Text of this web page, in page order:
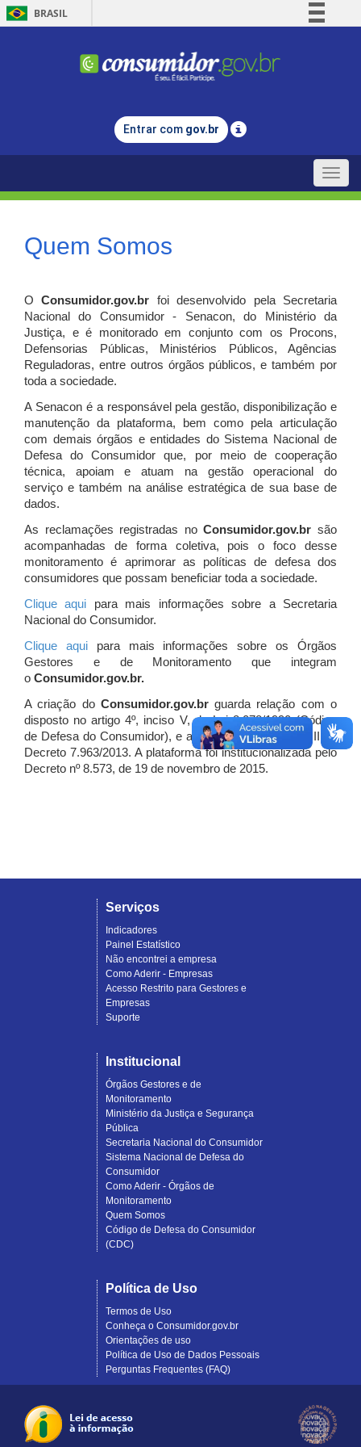
BRASIL
Comunica BR
Legislação
Entrar com gov.br
Toggle
Quem Somos
OConsumidor.gov.br
foi desenvolvido pela Secretaria
Nacional do Consumidor - Senacon, do Ministério da
Justiça, e é monitorado em conjunto com os Procons,
Defensorias Públicas, Ministérios Públicos, Agências
Reguladoras, entre outros órgãos públicos, e também por
toda a sociedade.
A Senacon é a responsável pela gestão, disponibilização e
manutenção da plataforma, bem como pela articulação
com demais órgãos e entidades do Sistema Nacional de
Defesa do Consumidor que, por meio de cooperação
técnica, apoiam e atuam na gestão operacional do
serviço e também na análise estratégica de sua base de
dados.
As reclamações registradas noConsumidor.gov.br são
acompanhadas de forma coletiva, pois o foco desse
monitoramento é aprimorar as políticas de defesa dos
consumidores que possam beneficiar toda a sociedade.
Clique aqui para mais informações sobre a Secretaria
Nacional do Consumidor.
Clique aquipara mais informações sobre os Órgãos
Gestores e de Monitoramento que integram
o Consumidor.gov.br.
A criação do Consumidor.gov.brguarda relação com o
disposto no artigo 4º, inciso V, da Lei 8.078/1990 (Código
de Defesa do Consumidor), e artigo 7º, incisos I, II e III do
Decreto 7.963/2013. A plataforma foi institucionalizada pelo
Decreto nº 8.573, de 19 de novembro de 2015.
Serviços
Indicadores
Painel Estatístico
Não encontrei a empresa
Como Aderir - Empresas
Acesso Restrito para Gestores e
Empresas
Suporte
Institucional
Órgãos Gestores e de
Monitoramento
Ministério da Justiça e Segurança
Pública
Secretaria Nacional do Consumidor
Sistema Nacional de Defesa do
Consumidor
Como Aderir - Órgãos de
Monitoramento
Quem Somos
Código de Defesa do Consumidor
(CDC)
Política de Uso
Termos de Uso
Conheça o Consumidor.gov.br
Orientações de uso
Política de Uso de Dados Pessoais
Perguntas Frequentes (FAQ)